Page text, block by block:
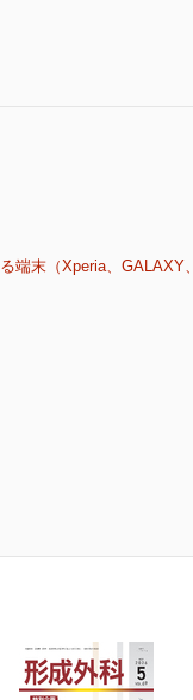
端末（Xperia、GALAXY、